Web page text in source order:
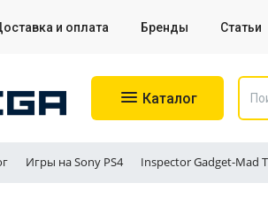
и оплата Бренды Статьи
Каталог
приставки
Игры на Sony PS4 Inspector Gadget-Mad